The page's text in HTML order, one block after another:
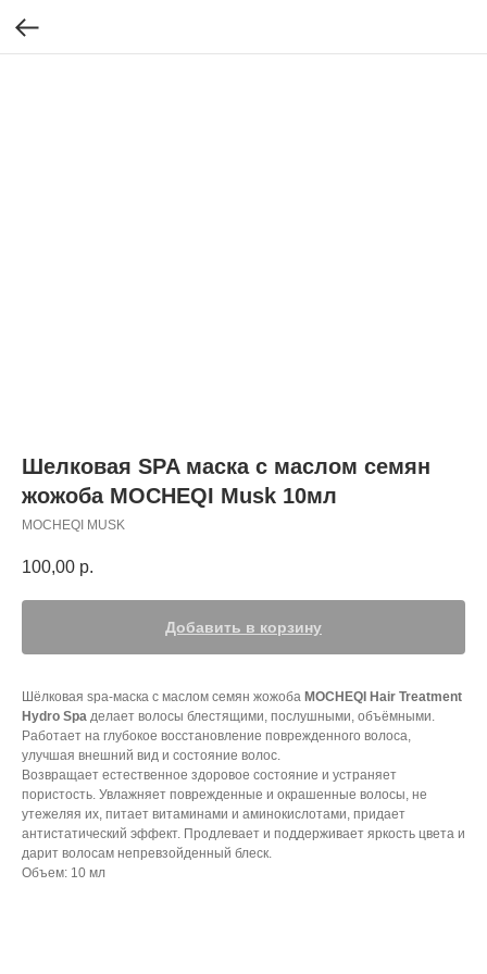
Шелковая SPA маска с маслом семян
жожоба MOCHEQI Musk 10мл
MOCHEQI MUSK
100,00 р.
Добавить в корзину
Шёлковая spa-маска с маслом семян жожоба MOCHEQI Hair Treatment
Hydro Spa делает волосы блестящими, послушными, объёмными.
Работает на глубокое восстановление поврежденного волоса,
улучшая внешний вид и состояние волос.
Возвращает естественное здоровое состояние и устраняет
пористость. Увлажняет поврежденные и окрашенные волосы, не
утежеляя их, питает витаминами и аминокислотами, придает
антистатический эффект. Продлевает и поддерживает яркость цвета и
дарит волосам непревзойденный блеск.
Объем: 10 мл